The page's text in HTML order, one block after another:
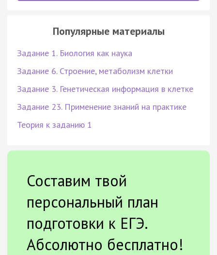
Популярные материалы
Задание 1. Биология как наука
Задание 6. Строение, метаболизм клетки
Задание 3. Генетическая информация в клетке
Задание 23. Применение знаний на практике
Теория к заданию 1
Составим твой
персональный план
подготовки к ЕГЭ.
Абсолютно бесплатно!